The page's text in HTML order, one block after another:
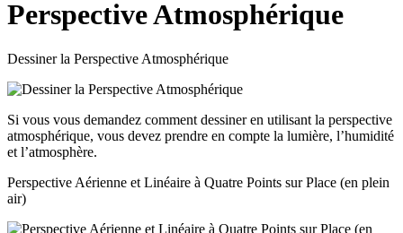
Perspective Atmosphérique
Dessiner la Perspective Atmosphérique
Si vous vous demandez comment dessiner en utilisant la perspective
atmosphérique, vous devez prendre en compte la lumière, l’humidité
et l’atmosphère.
Perspective Aérienne et Linéaire à Quatre Points sur Place (en plein
air)